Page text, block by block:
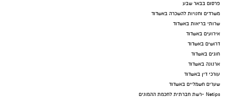
פרסום בבאר שבע
משרדים וחנויות להשכרה באשדוד
שרותי בריאות באשדוד
אירועים באשדוד
דרושים באשדוד
חוגים באשדוד
ארנונה באשדוד
עורכי דין באשדוד
שערים חשמליים באשדוד
Netips -רשת חברתית לחכמת ההמונים